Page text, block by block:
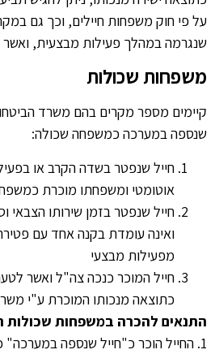
על פי חוק משפחות חיילים, וכך גם
שנגרמה במהלך פעילות מבצעית, ואשר
משפחות שכולות
קיימים מספר מקרים בהם משרד
שנספה במערכה כמשפחה שכולה:
חייל שנפטר בשדה הקרב או
אוטומטי ומשפחתו מוכרת
חייל שנפטר בזמן שירותו הצבאי
ואינה עומדת בקנה אחד עם
מפעילות מבצעי
חייל המוכר כנכה צה"ל ואשר
כתוצאה מנכותו המוכרת ע"י
התנאים להכרה במשפחות שכולות
1. החייל הוכר כ"חייל שנספה